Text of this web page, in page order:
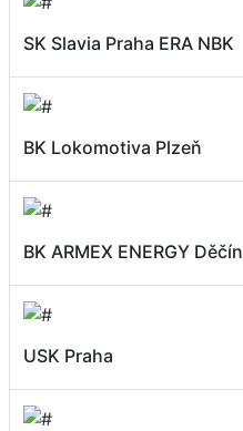
SK Slavia Praha ERA NBK
BK Lokomotiva Plzeň
BK ARMEX ENERGY Děčín
USK Praha